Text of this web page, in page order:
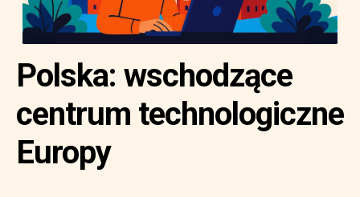
Polska: wschodzące
centrum technologiczne
Europy